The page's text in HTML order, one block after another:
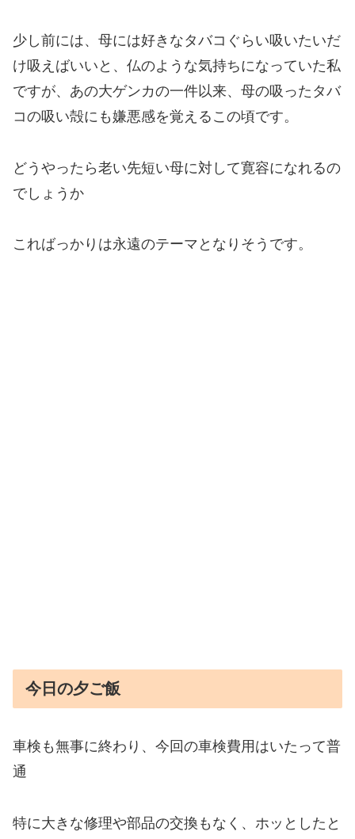
少し前には、母には好きなタバコぐらい吸いたいだ
け吸えばいいと、仏のような気持ちになっていた私
ですが、あの大ゲンカの一件以来、母の吸ったタバ
コの吸い殻にも嫌悪感を覚えるこの頃です。
どうやったら老い先短い母に対して寛容になれるの
でしょうか
こればっかりは永遠のテーマとなりそうです。
今日の夕ご飯
車検も無事に終わり、今回の車検費用はいたって普
通
特に大きな修理や部品の交換もなく、ホッとしたと